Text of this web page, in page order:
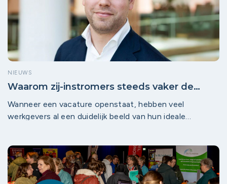
NIEUWS
Waarom zij-instromers steeds vaker de
Wanneer een vacature openstaat, hebben veel
werkgevers al een duidelijk beeld van hun ideale
Daarom kijken steeds meer werkgevers breder naar
talent. Niet alleen diploma’s of werkervaring, maar ook
vaardigheden, motivatie en ontwikkelbaarheid is van